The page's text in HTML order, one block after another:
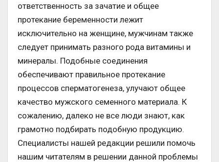
ответственность за зачатие и общее
протекание беременности лежит
исключительно на женщине, мужчинам также
следует принимать разного рода витамины и
минералы. Подобные соединения
обеспечивают правильное протекание
процессов сперматогенеза, улучают общее
качество мужского семенного материала. К
сожалению, далеко не все люди знают, как
грамотно подбирать подобную продукцию.
Специалисты нашей редакции решили помочь
нашим читателям в решении данной проблемы